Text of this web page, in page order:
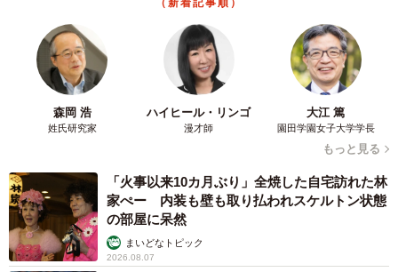
（新着記事順）
森岡 浩
姓氏研究家
ハイヒール・リンゴ
漫才師
大江 篤
園田学園女子大学学長
もっと見る
「火事以来10カ月ぶり」全焼した自宅訪れた林
家ぺー 内装も壁も取り払われスケルトン状態
の部屋に呆然
まいどなトピック
2026.08.07